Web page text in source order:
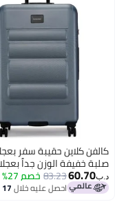
3
كالفن كلاين حقيبة سفر
صلبة خفيفة
مزدوجة رباعية
د.ب‏60.70
83.23خصم 27%
احصل عليه خلال17 اغسطس